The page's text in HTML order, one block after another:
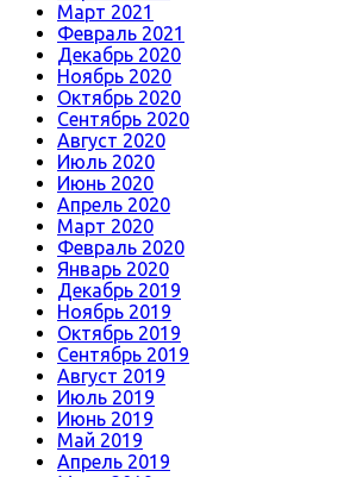
Март 2021
Февраль 2021
Декабрь 2020
Ноябрь 2020
Октябрь 2020
Сентябрь 2020
Август 2020
Июль 2020
Июнь 2020
Апрель 2020
Март 2020
Февраль 2020
Январь 2020
Декабрь 2019
Ноябрь 2019
Октябрь 2019
Сентябрь 2019
Август 2019
Июль 2019
Июнь 2019
Май 2019
Апрель 2019